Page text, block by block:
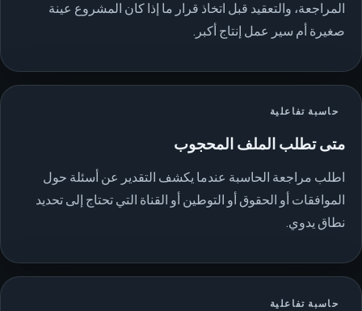
المراجعة، والتعقيد قبل اتخاذ قرار ما إذا كان المشروع عينة
صغيرة أم سير عمل إنتاج أكبر.
حاسبة تفاعلية
متى تطلب الملف المحجوب
اطلب مراجعة الحاسبة عندما يكشف التقدير عن أسئلة حول
الموافقات أو الحقوق أو التوطين أو القناة التي تحتاج إلى تحديد
نطاق يدوي.
حاسبة تفاعلية